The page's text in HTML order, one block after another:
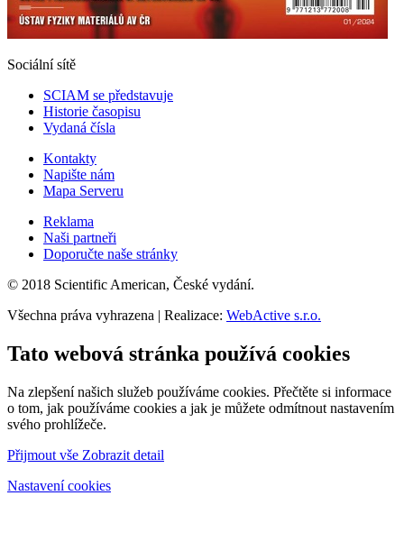
Sociální sítě
SCIAM se představuje
Historie časopisu
Vydaná čísla
Kontakty
Napište nám
Mapa Serveru
Reklama
Naši partneři
Doporučte naše stránky
© 2018 Scientific American, České vydání.
Všechna práva vyhrazena | Realizace: WebActive s.r.o.
Tato webová stránka používá cookies
Na zlepšení našich služeb používáme cookies. Přečtěte si informace
o tom, jak používáme cookies a jak je můžete odmítnout nastavením
svého prohlížeče.
Přijmout vše Zobrazit detail
Nastavení cookies